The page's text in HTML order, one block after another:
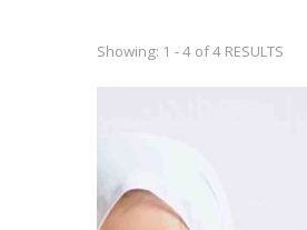
Showing: 1 - 4 of 4 RESULTS